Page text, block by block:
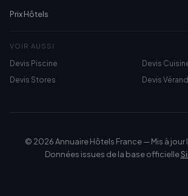
Prix Hôtels
VOIR AUSSI
Devis Piscine
Devis
Devis Stores
Devis
© 2026 Annuaire Hôtels France — Mis à
Données issues de la base officielle